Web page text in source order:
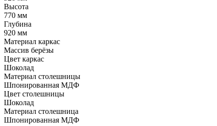
Высота
770 мм
Глубина
920 мм
Материал каркас
Массив берёзы
Цвет каркас
Шоколад
Материал столешницы
Шпонированная МДФ
Цвет столешницы
Шоколад
Материал столешница
Шпонированная МДФ